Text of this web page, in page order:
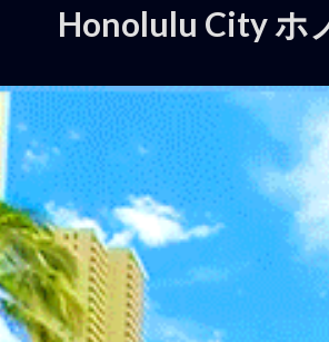
Honolulu City ホ